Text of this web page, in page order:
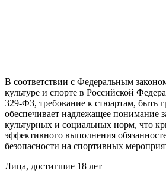
В соответствии с Федеральным
культуре и спорте в Российской
329-ФЗ, требование к стюартам, быть
обеспечивает надлежащее понимание
культурных и социальных норм, что
эффективного выполнения
безопасности на спортивных
Лица, достигшие 18 лет